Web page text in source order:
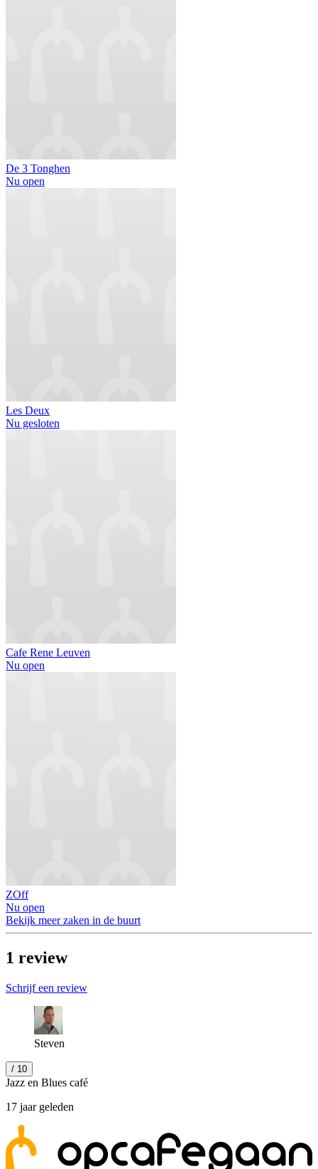
De 3 Tonghen
Nu open
Les Deux
Nu gesloten
Cafe Rene Leuven
Nu open
ZOff
Nu open
Bekijk meer zaken in de buurt
1 review
Schrijf een review
Steven
/ 10
Jazz en Blues café
17 jaar geleden